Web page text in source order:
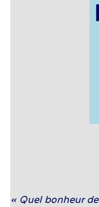
« Quel bonheur